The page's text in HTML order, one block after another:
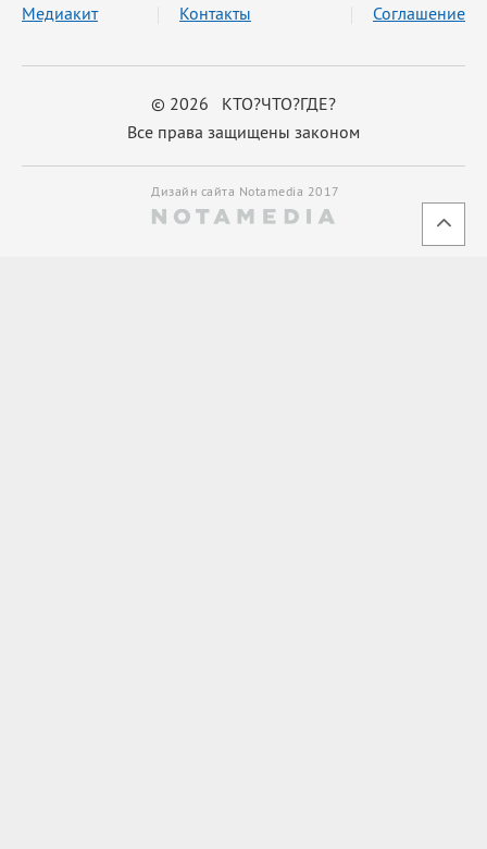
© 2026 КТО?ЧТО?ГДЕ?
Все права защищены законом
Медиакит Контакты Соглашение
Дизайн сайта Notamedia 2017